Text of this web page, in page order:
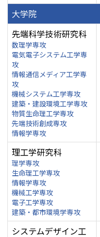
大学院
先端科学技術研究科
数理学専攻
電気電子システム工学専
攻
情報通信メディア工学専
攻
機械システム工学専攻
建築・建設環境工学専攻
物質生命理工学専攻
先端技術創成専攻
情報学専攻
理工学研究科
理学専攻
生命理工学専攻
情報学専攻
機械工学専攻
電子工学専攻
建築・都市環境学専攻
システムデザイン工